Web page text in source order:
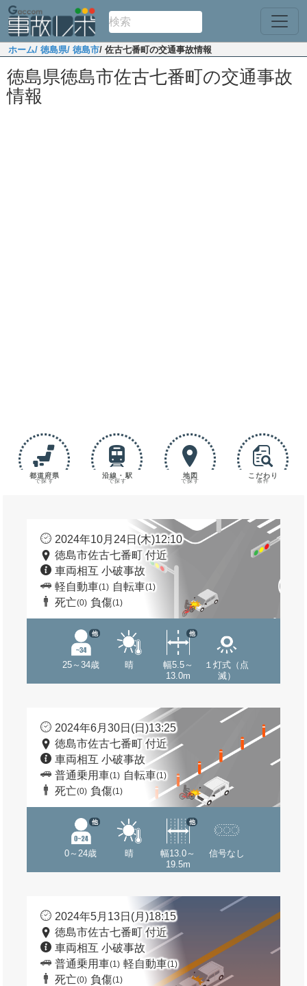
ホーム/ 徳島県/ 徳島市/ 佐古七番町の交通事故情報
徳島県徳島市佐古七番町の交通事故
情報
都道府県
で探す
沿線・駅
で探す
地図
で探す
こだわり
条件
2024年10月24日(木)12:10
徳島市佐古七番町 付近
車両相互 小破事故
軽自動車(1) 自転車(1)
死亡(0) 負傷(1)
25～34歳
他
晴
幅5.5～
13.0m
他
１灯式（点
滅）
2024年6月30日(日)13:25
徳島市佐古七番町 付近
車両相互 小破事故
普通乗用車(1) 自転車(1)
死亡(0) 負傷(1)
0～24歳
他
晴
幅13.0～
19.5m
他
信号なし
2024年5月13日(月)18:15
徳島市佐古七番町 付近
車両相互 小破事故
普通乗用車(1) 軽自動車(1)
死亡(0) 負傷(1)